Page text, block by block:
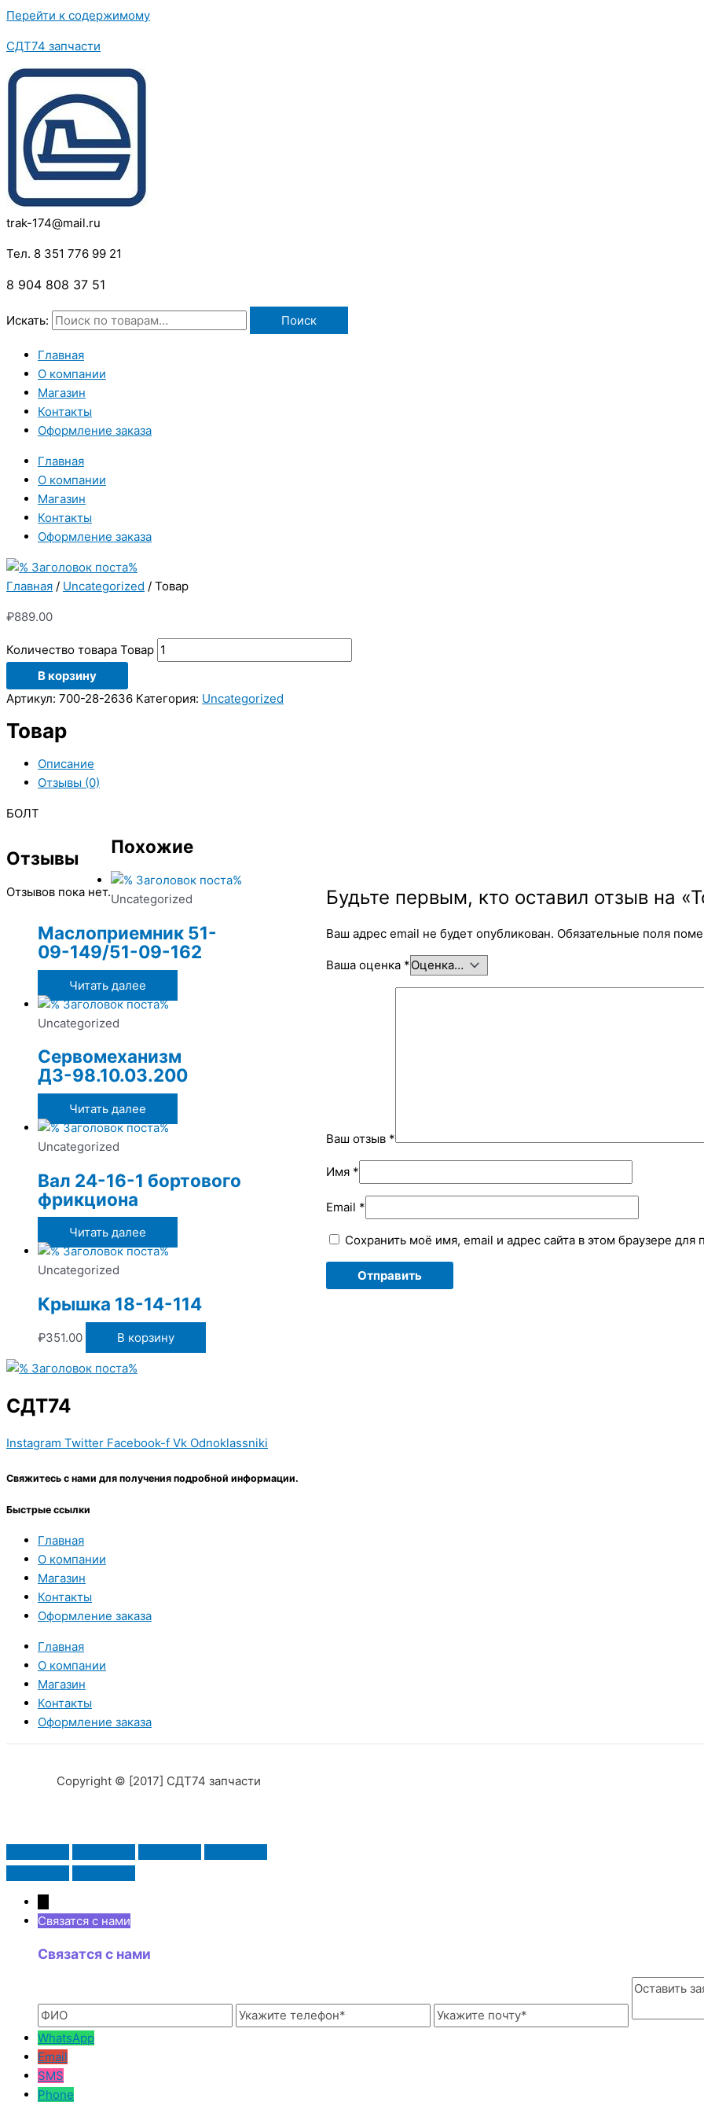
Перейти к содержимому
СДТ74 запчасти
trak-174@mail.ru
Тел. 8 351 776 99 21
8 904 808 37 51
Искать: Поиск
Главная
О компании
Магазин
Контакты
Оформление заказа
Главная
О компании
Магазин
Контакты
Оформление заказа
Главная / Uncategorized / Товар
₽889.00
Количество товара Товар
В корзину
Артикул: 700-28-2636 Категория: Uncategorized
Товар
Описание
Отзывы (0)
БОЛТ
Отзывы
Отзывов пока нет. Будьте первым, кто оставил отзыв на
Ваш адрес email не будет опубликован. Обязательные поля
Ваша оценка *
Ваш отзыв *
Имя *
Email *
Сохранить моё имя, email и адрес сайта в этом браузере
Похожие
Uncategorized
Маслоприемник 51-
09-149/51-09-162
Читать далее
Uncategorized
Сервомеханизм
ДЗ-98.10.03.200
Читать далее
Uncategorized
Вал 24-16-1 бортового
фрикциона
Читать далее
Uncategorized
Крышка 18-14-114
₽351.00 В корзину
СДТ74
Instagram Twitter Facebook-f Vk Odnoklassniki
Свяжитесь с нами для получения подробной информации.
Быстрые ссылки
Главная
О компании
Магазин
Контакты
Оформление заказа
Главная
О компании
Магазин
Контакты
Оформление заказа
Copyright © [2017] СДТ74 запчасти
Связатся с нами
Связатся с нами
WhatsApp
Email
SMS
Phone